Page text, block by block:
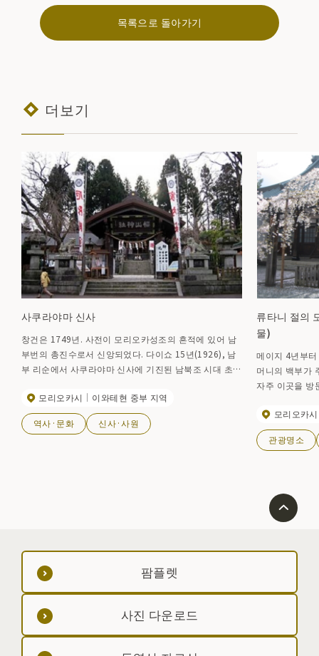
목록으로 돌아가기
더보기
사쿠라야마 신사
창건은 1749년. 사전이 모리오카성조의 흔적에 있어 남
부번의 총진수로서 신앙되었다. 다이쇼 15년(1926), 남
부 리순에서 사쿠라야마 신사에 기진된 남북조 시대 초기
화재로 지정되어 있다. 예 대제는 5월 25~27일에 개최되
어 무자 행렬이나 전통 예능의 봉납 등이 열린다.
모리오카시 이와테현 중부 지역
역사·문화 신사·사원
류타니 절의
물)
메이지 4년부
머니의 백부가
자주 이곳을 방
되면 시민의
모리오카시
관광명소
팜플렛
사진 다운로드